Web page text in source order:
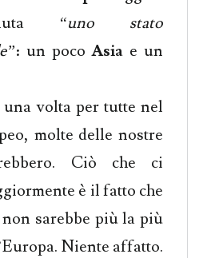
“uno stato
: un pocoAsia e un
una volta per tutte nel
molte delle nostre
Ciò che ci
è il fatto che
sarebbe più la più
Niente affatto.